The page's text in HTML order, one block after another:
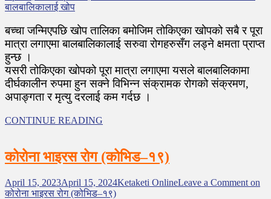
बालबालिकालाई खोप
बच्चा जन्मिएपछि खोप तालिका बमोजिम तोकिएका खोपको सबै र पूरा
मात्रा लगाएमा बालबालिकालाई सरुवा रोगहरुसँग लड्ने क्षमता प्राप्त
हुन्छ ।
यसरी तोकिएका खोपको पूरा मात्रा लगाएमा यसले बालबालिकामा
दीर्घकालीन रुपमा हुन सक्ने विभिन्न संक्रामक रोगको संक्रमण,
अपाङ्गता र मृत्यु दरलाई कम गर्दछ ।
CONTINUE READING
कोरोना भाइरस रोग (कोभिड–१९)
April 15, 2023April 15, 2024Ketaketi OnlineLeave a Comment on
कोरोना भाइरस रोग (कोभिड–१९)